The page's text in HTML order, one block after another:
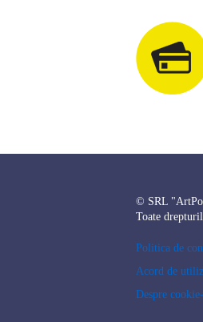
© SRL
Toate
Politica de
Acord de
Despre